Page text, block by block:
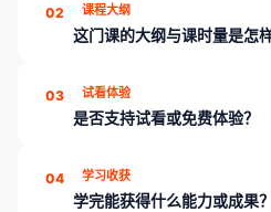
02 课程大纲
这门课的大纲与课时量是怎
目录」可展开查看各章课时；学完可
03 试看体验
是否支持试看或免费体验？
领取试听/学习规划。
04 学习收获
学完能获得什么能力或成果？